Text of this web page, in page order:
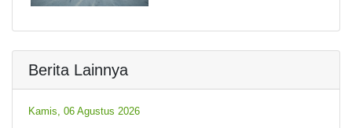
Berita Lainnya
Kamis, 06 Agustus 2026